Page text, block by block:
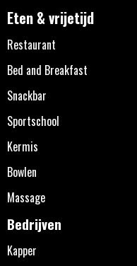
Eten & vrijetijd
Restaurant
Bed and Breakfast
Snackbar
Sportschool
Kermis
Bowlen
Massage
Bedrijven
Kapper